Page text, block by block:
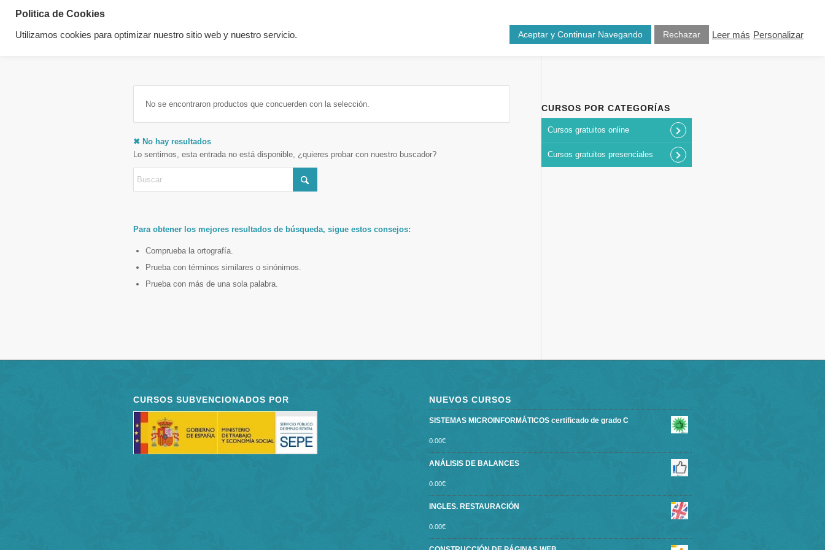
Cursos Nosotros Blog Contacto
No se encontraron productos que concuerden con la selección.
✖ No hay resultados
Lo sentimos, esta entrada no está disponible, ¿quieres probar con nuestro buscador?
Para obtener los mejores resultados de búsqueda, sigue estos consejos:
Comprueba la ortografía.
Prueba con términos similares o sinónimos.
Prueba con más de una sola palabra.
CURSOS POR CATEGORÍAS
Cursos gratuitos online
Cursos gratuitos presenciales
CURSOS SUBVENCIONADOS POR NUEVOS CURSOS
SISTEMAS MICROINFORMÁTICOS certificado de grado C
0.00€
ANÁLISIS DE BALANCES
0.00€
INGLES. RESTAURACIÓN
0.00€
Politica de Cookies
Utilizamos cookies para optimizar nuestro sitio web y nuestro servicio. Aceptar y Continuar Navegando Rechazar Leer más Personalizar